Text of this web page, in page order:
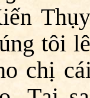
tôi
chị